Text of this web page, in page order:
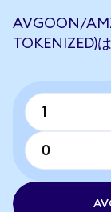
AVGOON/
TOKENIZED)